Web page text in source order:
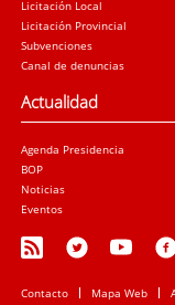
Licitación Local
Licitación Provincial
Subvenciones
Canal de denuncias
Actualidad
Agenda Presidencia
BOP
Noticias
Eventos
Contacto Mapa Web